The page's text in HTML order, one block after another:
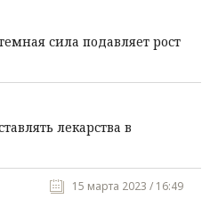
сила подавляет рост
лекарства в
15 марта 2023 / 16:49